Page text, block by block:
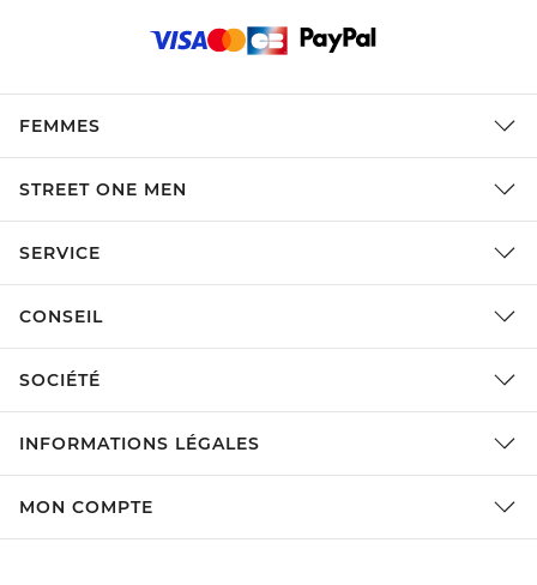
FEMMES
STREET ONE MEN
SERVICE
CONSEIL
SOCIÉTÉ
INFORMATIONS LÉGALES
MON COMPTE